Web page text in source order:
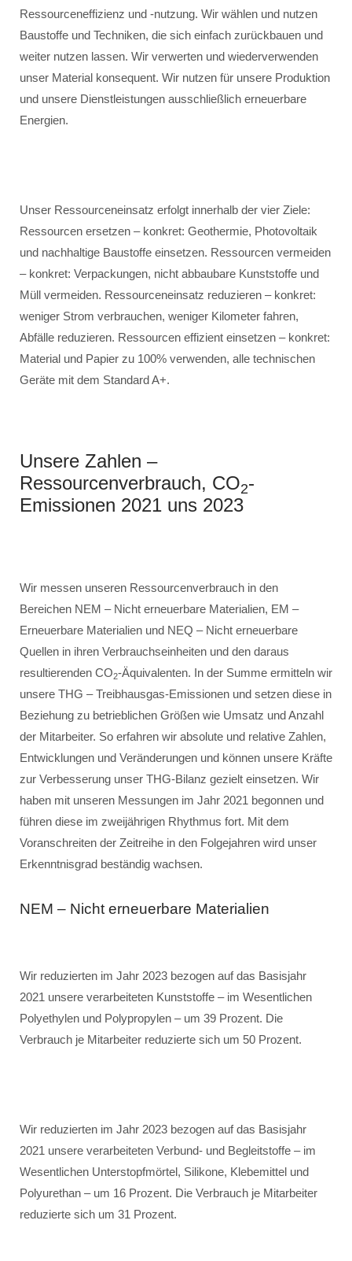
Ressourceneffizienz und -nutzung. Wir wählen und nutzen
Baustoffe und Techniken, die sich einfach zurückbauen und
weiter nutzen lassen. Wir verwerten und wiederverwenden
unser Material konsequent. Wir nutzen für unsere Produktion
und unsere Dienstleistungen ausschließlich erneuerbare
Energien.
Unser Ressourceneinsatz erfolgt innerhalb der vier Ziele:
Ressourcen ersetzen – konkret: Geothermie, Photovoltaik
und nachhaltige Baustoffe einsetzen. Ressourcen vermeiden
– konkret: Verpackungen, nicht abbaubare Kunststoffe und
Müll vermeiden. Ressourceneinsatz reduzieren – konkret:
weniger Strom verbrauchen, weniger Kilometer fahren,
Abfälle reduzieren. Ressourcen effizient einsetzen – konkret:
Material und Papier zu 100% verwenden, alle technischen
Geräte mit dem Standard A+.
Unsere Zahlen –
Ressourcenverbrauch, CO2-
Emissionen 2021 uns 2023
Wir messen unseren Ressourcenverbrauch in den
Bereichen NEM – Nicht erneuerbare Materialien, EM –
Erneuerbare Materialien und NEQ – Nicht erneuerbare
Quellen in ihren Verbrauchseinheiten und den daraus
resultierenden CO2-Äquivalenten. In der Summe ermitteln wir
unsere THG – Treibhausgas-Emissionen und setzen diese in
Beziehung zu betrieblichen Größen wie Umsatz und Anzahl
der Mitarbeiter. So erfahren wir absolute und relative Zahlen,
Entwicklungen und Veränderungen und können unsere Kräfte
zur Verbesserung unser THG-Bilanz gezielt einsetzen. Wir
haben mit unseren Messungen im Jahr 2021 begonnen und
führen diese im zweijährigen Rhythmus fort. Mit dem
Voranschreiten der Zeitreihe in den Folgejahren wird unser
Erkenntnisgrad beständig wachsen.
NEM – Nicht erneuerbare Materialien
Wir reduzierten im Jahr 2023 bezogen auf das Basisjahr
2021 unsere verarbeiteten Kunststoffe – im Wesentlichen
Polyethylen und Polypropylen – um 39 Prozent. Die
Verbrauch je Mitarbeiter reduzierte sich um 50 Prozent.
Wir reduzierten im Jahr 2023 bezogen auf das Basisjahr
2021 unsere verarbeiteten Verbund- und Begleitstoffe – im
Wesentlichen Unterstopfmörtel, Silikone, Klebemittel und
Polyurethan – um 16 Prozent. Die Verbrauch je Mitarbeiter
reduzierte sich um 31 Prozent.